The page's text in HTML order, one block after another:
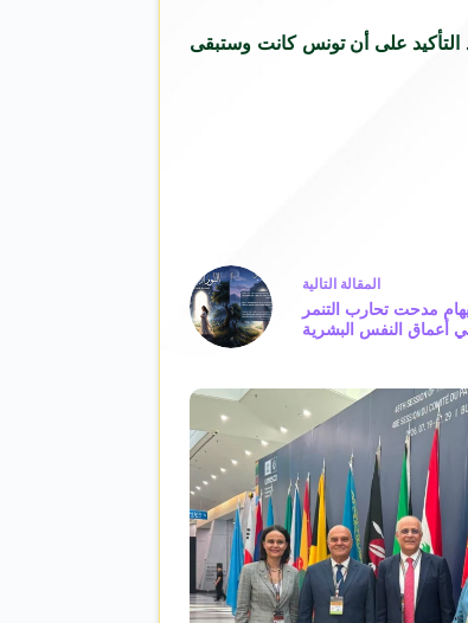
التأكيد على أن تونس كانت وستبقى
المقالة التالية
مدحت تحارب التنمر
أعماق النفس البشرية